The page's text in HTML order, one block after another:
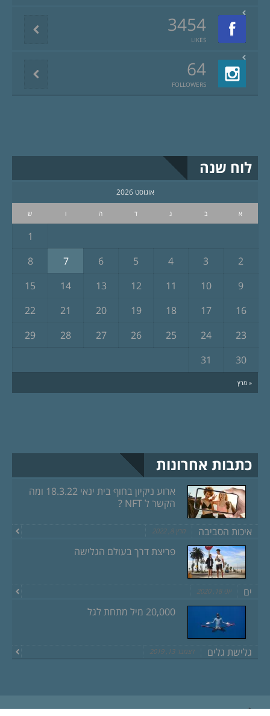
3454
LIKES
64
FOLLOWERS
לוח שנה
אוגוסט 2026
א ב ג ד ה ו ש
« מרץ
1
2
3
4
5
6
7
8
9
10
11
12
13
14
15
16
17
18
19
20
21
22
23
24
25
26
27
28
29
30
31
כתבות אחרונות
ארוע ניקיון בחוף בית ינאי 18.3.22 ומה
הקשר ל NFT ?
איכות הסביבה מרץ 8, 2022
פריצת דרך בעולם הגלישה
ים יוני 18, 2020
20,000 מיל מתחת לגל
גלישת גלים דצמבר 13, 2019